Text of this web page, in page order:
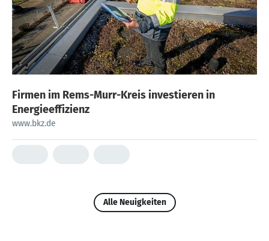
Firmen im Rems-Murr-Kreis investieren in
Energieeffizienz
www.bkz.de
Alle Neuigkeiten